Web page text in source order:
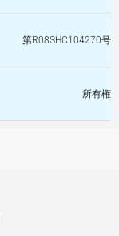
第R08SHC104270号
所有権